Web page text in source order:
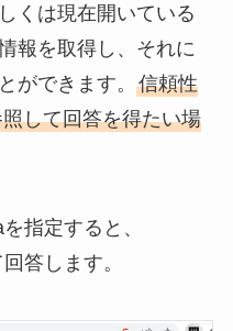
くは現在開いている
報を取得し、それに
ができます。 信頼性
して回答を得たい場
指定すると、
答します。